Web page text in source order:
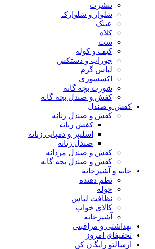
تیشرت
شلوار و شلوارک
عینک
کلاه
ست
کیف و کوله
جوراب و دستکش
لباس گرم
اکسسوری
شورت بچه گانه
کفش و صندل بچه گانه
کفش و صندل
کفش و صندل زنانه
کفش زنانه
اسلیپر و دمپایی زنانه
صندل زنانه
کفش و صندل مردانه
کفش و صندل بچه گانه
خانه و آشپزخانه
نظم دهنده
حوله
نظافت لباس
کالای خواب
آشپزخانه
بهداشتی و مراقبتی
تخفیفای امروز
ارسالتو رایگان کن